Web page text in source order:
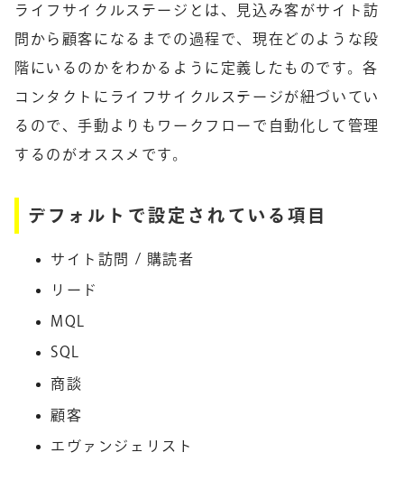
ライフサイクルステージとは、見込み客がサイト訪
問から顧客になるまでの過程で、現在どのような段
階にいるのかをわかるように定義したものです。各
コンタクトにライフサイクルステージが紐づいてい
るので、手動よりもワークフローで自動化して管理
するのがオススメです。
デフォルトで設定されている項目
サイト訪問 / 購読者
リード
MQL
SQL
商談
顧客
エヴァンジェリスト